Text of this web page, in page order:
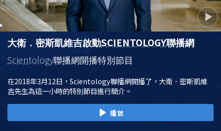
大衛．密斯凱維吉啟動SCIENTOLOGY聯播網
Scientology聯播網開播特別節目
在2018年3月12日，Scientology聯播網開播了，大衛．密斯凱維
吉先生為這一小時的特別節目進行簡介。
播放